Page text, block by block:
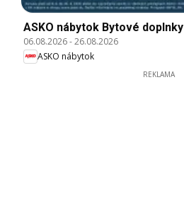
ASKO nábytok Bytové doplnky
06.08.2026-26.08.2026
ASKO nábytok
REKLAMA